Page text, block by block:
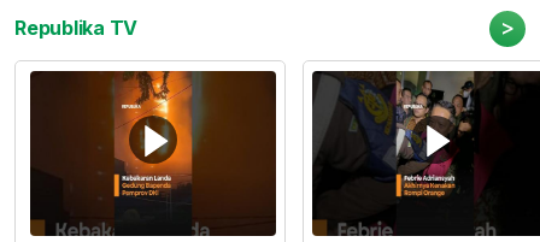
Republika TV >